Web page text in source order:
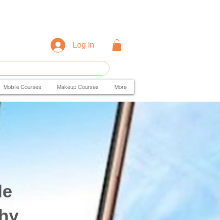
Log In
Mobile Courses Makeup Courses More